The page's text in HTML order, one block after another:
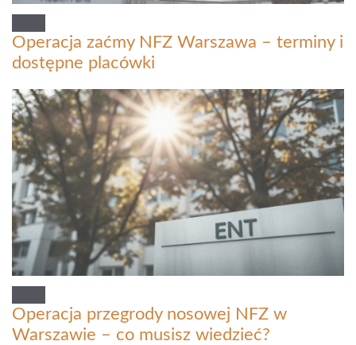
Operacja zaćmy NFZ Warszawa – terminy i
dostępne placówki
Operacja przegrody nosowej NFZ w
Warszawie – co musisz wiedzieć?